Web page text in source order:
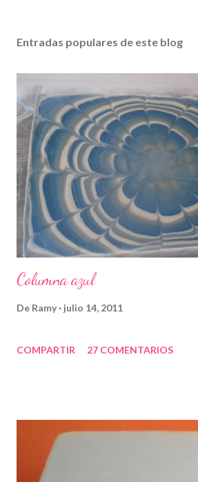
Entradas populares de este blog
Columna azul
De Ramy julio 14, 2011
COMPARTIR 27 COMENTARIOS